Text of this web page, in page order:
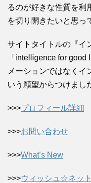
るのが好きな性質を利
を切り開きたいと思っ
サイトタイトルの『イ
「intelligence for
メーションではなくイ
いう願望からつけまし
>>>プロフィール詳細
>>>お問い合わせ
>>>What’s New
>>>ウィッシュ☆ネッ